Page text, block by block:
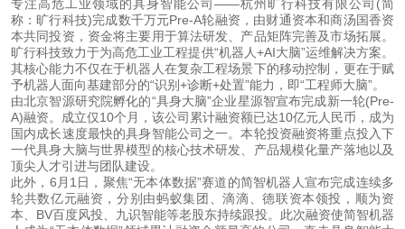
专注高危工业领域的具身智能公司——杭州旷行科技有限公司(简
称：旷行科技)完成数千万元Pre-A轮融资，由财通资本和商汤国香资
本共同投资，资金将主要用于算法研发、产品矩阵完善及市场拓展。
旷行科技致力于为高危工业工程提供“机器人+AI大脑”运维解决方案。
其核心能力不仅在于机器人在复杂工程场景下的移动控制，更在于赋
予机器人面向基建部分的“识别+诊断+处置”能力，即“工程师大脑”。
由北京智源研究院孵化的“具身大脑”企业星源智宣布完成新一轮(Pre-
A)融资。成立仅10个月，该公司累计融资额已达10亿元人民币，成为
国内成长速度最快的具身智能公司之一。本轮投资融资将重点投入下
一代具身大脑与世界模型的核心技术研发、产品规模化量产落地以及
顶尖人才引进与团队建设。
此外，6月1日，聚焦“无本体数据”赛道的简智机器人宣布完成连续多
轮共数亿元融资，分别由蚂蚁集团、滴滴、德联资本领投，顺为资
本、BV百度风投、九识智能等老股东持续跟投。此次融资使简智机器